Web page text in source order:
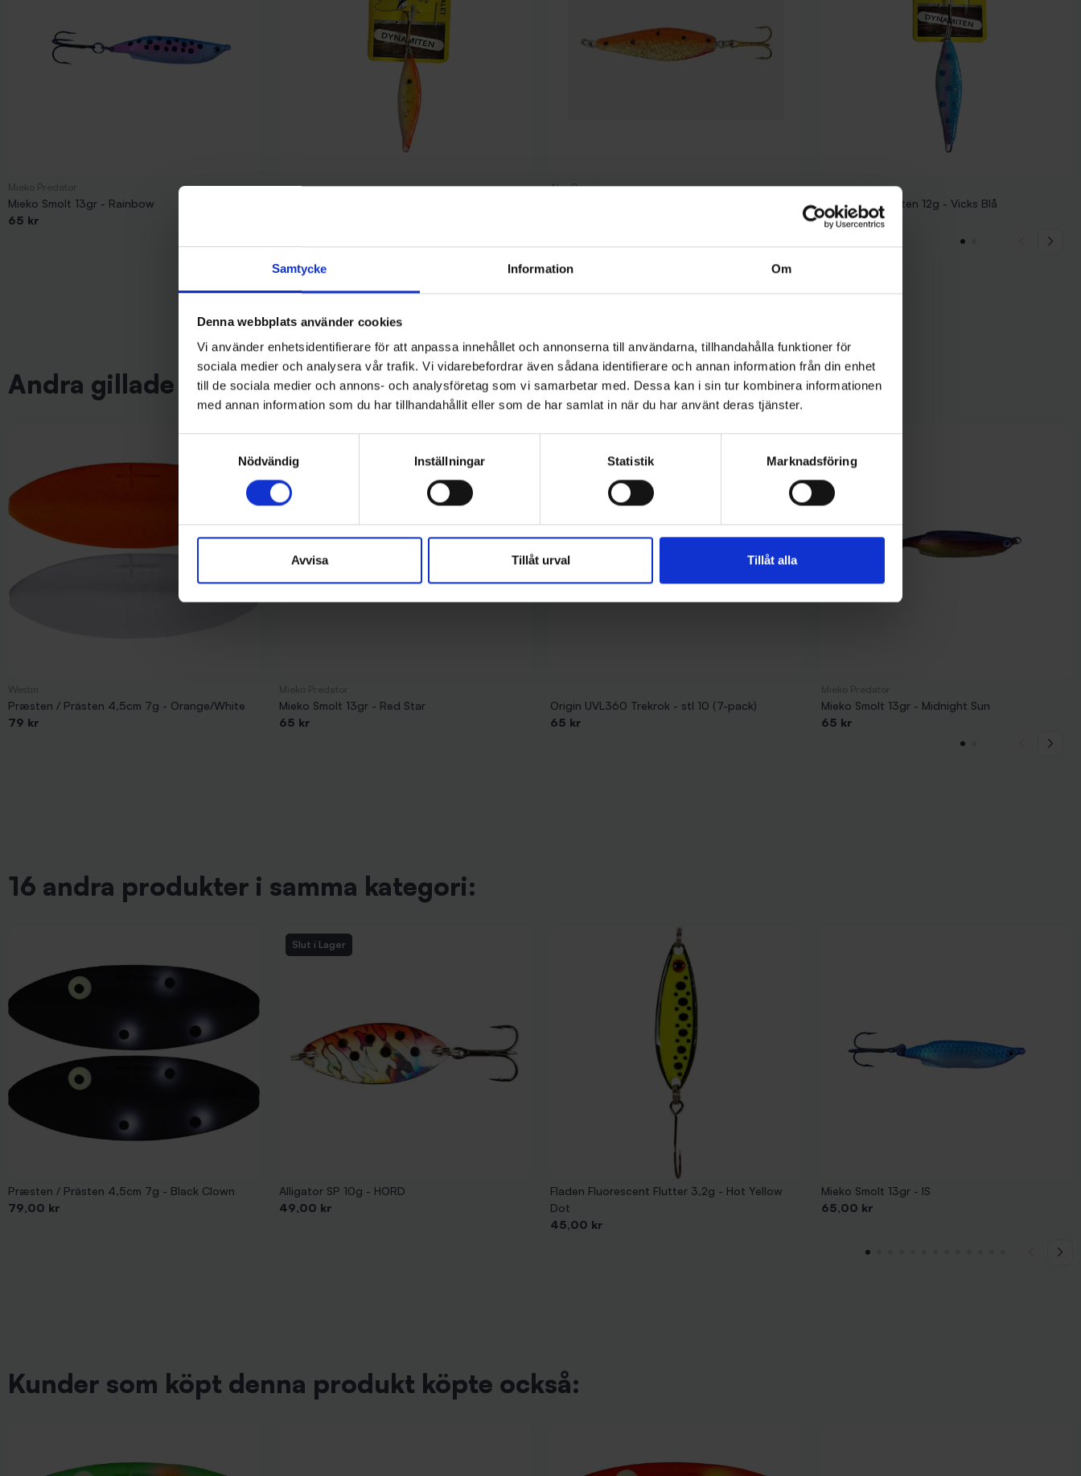
Samtycke Information Om
Denna webbplats använder cookies
Vi använder enhetsidentifierare för att anpassa innehållet och annonserna till användarna, tillhandahålla funktioner för
sociala medier och analysera vår trafik. Vi vidarebefordrar även sådana identifierare och annan information från din enhet
till de sociala medier och annons- och analysföretag som vi samarbetar med. Dessa kan i sin tur kombinera informationen
med annan information som du har tillhandahållit eller som de har samlat in när du har använt deras tjänster.
Nödvändig
Inställningar Statistik Marknadsföring
Avvisa Tillåt urval Tillåt alla
Mieko Smolt 13gr - Rainbow
65 kr
Abu Garcia
Knosas Dynamiten 12g - Vicks Blå
69 kr
Andra gillade även
Præsten / Prästen 4,5cm 7g - Orange/White
79 kr
Mieko Smolt 13gr - Red Star
65 kr
Origin UVL360 Trekrok - stl 10 (7-pack)
65 kr
Mieko Smolt 13gr - Midnight Sun
65 kr
16 andra produkter i samma kategori:
Præsten / Prästen 4,5cm 7g - Black Clown
Pris
79,00 kr
Slut i Lager
Alligator SP 10g - HORD
Pris
49,00 kr
Fladen Fluorescent Flutter 3,2g - Hot Yellow
Dot
Pris
45,00 kr
Mieko Smolt 13gr - IS
Pris
65,00 kr
Kunder som köpt denna produkt köpte också: